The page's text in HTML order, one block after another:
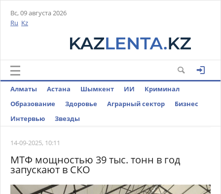
Вс, 09 августа 2026
Ru Kz
Алматы Астана Шымкент ИИ
Криминал
Образование
Здоровье Аграрный сектор
Бизнес
Интервью
Звезды
14-09-2025, 10:11
МТФ мощностью 39 тыс. тонн в год
запускают в СКО